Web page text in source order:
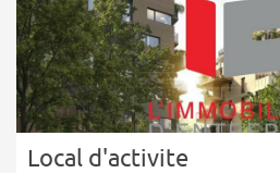
Local d'activite